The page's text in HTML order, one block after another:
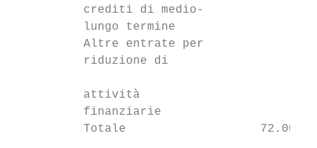
crediti di medio-
          lungo termine
          Altre entrate per
          riduzione di
          attività
          finanziarie
Totale